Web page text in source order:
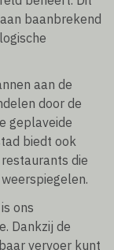
baanbrekend
aan de
door de
geplaveide
biedt ook
die
ons
Dankzij de
vervoer kunt